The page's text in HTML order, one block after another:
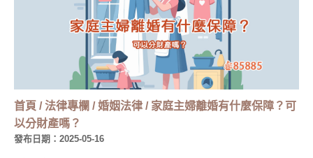
首頁 /法律專欄 /婚姻法律 / 家庭主婦離婚有什麼保障？可
以分財產嗎？
發布日期：2025-05-16